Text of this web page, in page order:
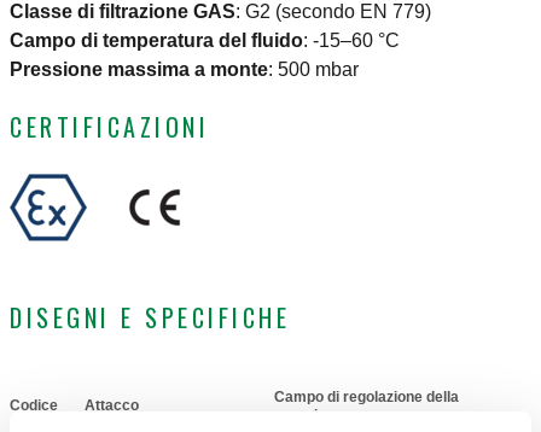
Classe di filtrazione GAS: G2 (secondo EN 779)
Campo di temperatura del fluido: -15–60 °C
Pressione massima a monte: 500 mbar
CERTIFICAZIONI
DISEGNI E SPECIFICHE
Codice Attacco
Campo di regolazione della
pressione